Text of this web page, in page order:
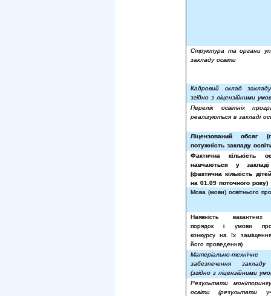
Структура та органи
закладу освіти
Кадровий склад
згідно з ліцензійними
Перелік освітніх
реалізуються в закладі
Ліцензований обсяг
потужність закладу
Фактична кількість
навчаються у закладі
(фактична кількість
на 01.09 поточного року)
Мова (мови) освітнього
Наявність
порядок і умови
конкурсу на їх
його проведення)
Матеріально-технічне
забезпечення
(згідно з ліцензійними
Результати
освіти (результати